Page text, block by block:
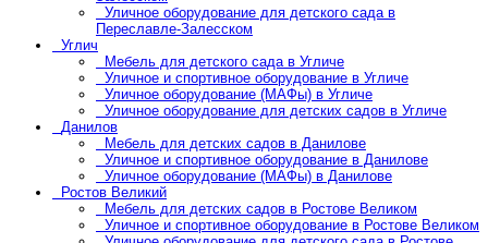
Уличное оборудование для детского сада в
Переславле-Залесском
Углич
Мебель для детского сада в Угличе
Уличное и спортивное оборудование в Угличе
Уличное оборудование (МАФы) в Угличе
Уличное оборудование для детских садов в Угличе
Данилов
Мебель для детских садов в Данилове
Уличное и спортивное оборудование в Данилове
Уличное оборудование (МАФы) в Данилове
Ростов Великий
Мебель для детских садов в Ростове Великом
Уличное и спортивное оборудование в Ростове Великом